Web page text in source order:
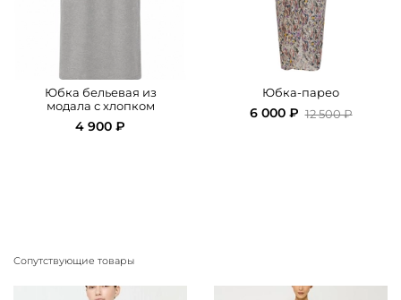
Юбка бельевая из
модала с хлопком
4 900 ₽
Юбка-парео
6 000 ₽ 12 500 ₽
Сопутствующие товары